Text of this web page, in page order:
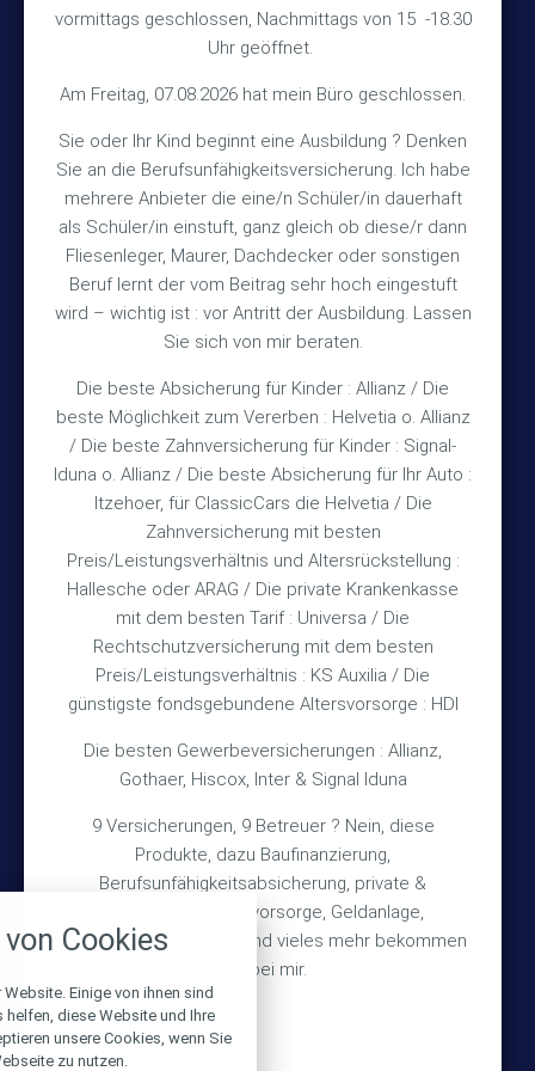
vormittags geschlossen, Nachmittags von 15 -18.30
Uhr geöffnet.
Am Freitag, 07.08.2026 hat mein Büro geschlossen.
Sie oder Ihr Kind beginnt eine Ausbildung ? Denken
Sie an die Berufsunfähigkeitsversicherung. Ich habe
mehrere Anbieter die eine/n Schüler/in dauerhaft
als Schüler/in einstuft, ganz gleich ob diese/r dann
Fliesenleger, Maurer, Dachdecker oder sonstigen
Beruf lernt der vom Beitrag sehr hoch eingestuft
wird – wichtig ist : vor Antritt der Ausbildung. Lassen
Sie sich von mir beraten.
Die beste Absicherung für Kinder : Allianz / Die
beste Möglichkeit zum Vererben : Helvetia o. Allianz
/ Die beste Zahnversicherung für Kinder : Signal-
Iduna o. Allianz / Die beste Absicherung für Ihr Auto :
Itzehoer, für ClassicCars die Helvetia / Die
Zahnversicherung mit besten
Preis/Leistungsverhältnis und Altersrückstellung :
Hallesche oder ARAG / Die private Krankenkasse
mit dem besten Tarif : Universa / Die
Rechtschutzversicherung mit dem besten
Preis/Leistungsverhältnis : KS Auxilia / Die
günstigste fondsgebundene Altersvorsorge : HDI
Die besten Gewerbeversicherungen : Allianz,
Gothaer, Hiscox, Inter & Signal Iduna
9 Versicherungen, 9 Betreuer ? Nein, diese
Produkte, dazu Baufinanzierung,
Berufsunfähigkeitsabsicherung, private &
betriebliche Altersvorsorge, Geldanlage,
Gebäudeversicherung und vieles mehr bekommen
Sie bei mir.
30890 Barsinghausen
Kontakt
TEL +49 (5105) 1811
FAX +49 (5105) 2720
MAIL vmh1a@web.de
Bürozeiten
Mo – Fr 10:15 – 12:00 Uhr
und nach Vereinbarung
Rechtliches
Impressum
Datenschutz
Erstinformation
Wichtiges
Über mich
Bedarfsermittlung
Schadensmeldung
© 2026 Versicherungsmakler Haberkamp GmbH
Cookies
Einige von ihnen sind
diese Website und Ihre
unsere Cookies, wenn Sie
zu nutzen.
alle verwendeten Cookies und
zu blockieren.
Notwendig